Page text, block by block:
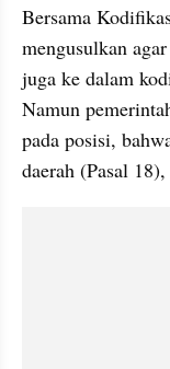
Bersama
mengusulkan
juga ke dalam
Namun
pada posisi,
daerah (Pasal